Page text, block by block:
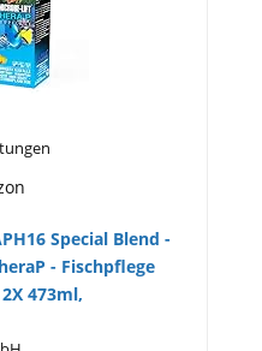
Special Blend -
- Fischpflege
473ml,